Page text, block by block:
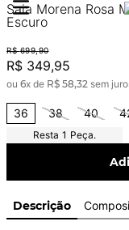
Saia Morena Rosa
Escuro
R$ 699,90
R$ 349,95
ou 6x de R$ 58,32 sem
36 38 40
1 Peça.
Descrição